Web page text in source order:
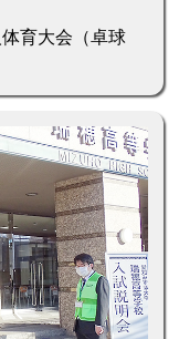
育大会（卓球